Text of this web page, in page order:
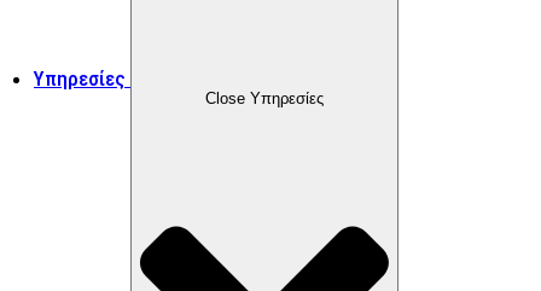
Υπηρεσίες
Close Υπηρεσίες